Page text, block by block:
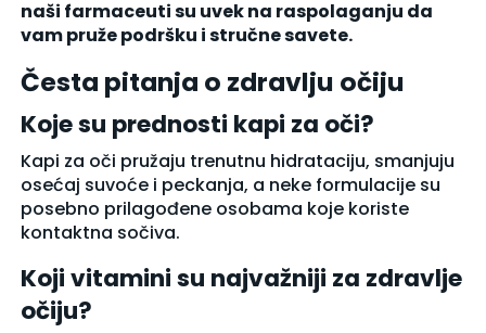
naši farmaceuti su uvek na raspolaganju da
vam pruže podršku i stručne savete.
Česta pitanja o zdravlju očiju
Koje su prednosti kapi za oči?
Kapi za oči pružaju trenutnu hidrataciju, smanjuju
osećaj suvoće i peckanja, a neke formulacije su
posebno prilagođene osobama koje koriste
kontaktna sočiva.
Koji vitamini su najvažniji za zdravlje
očiju?